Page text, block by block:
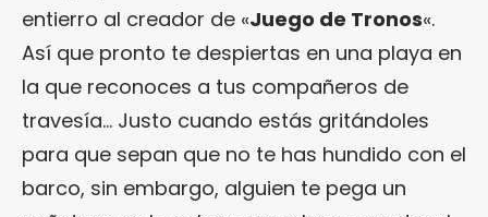
entierro al creador de «Juego de Tronos«.
Así que pronto te despiertas en una playa en
la que reconoces a tus compañeros de
travesía… Justo cuando estás gritándoles
para que sepan que no te has hundido con el
barco, sin embargo, alguien te pega un